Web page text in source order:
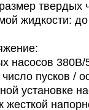
твердых
жидкости:
насосов 380В/
пусков /
установке
жесткой